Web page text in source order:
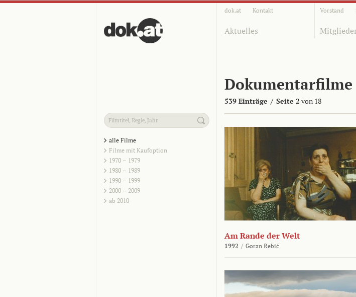
dok.at Kontakt Vorstand
Aktuelles
Dokumentarfilme
539 Einträge / Seite 2 von 18
alle Filme
Filme mit Kaufoption
1970 – 1979
1980 – 1989
1990 – 1999
2000 – 2009
ab 2010
Am Rande der Welt
1992 / Goran Rebić